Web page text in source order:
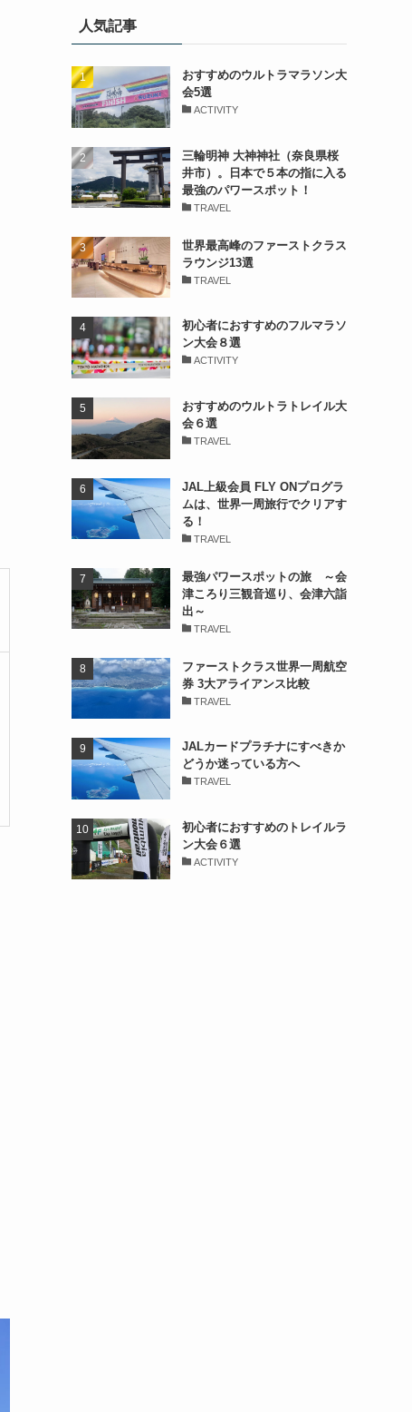
人気記事
おすすめのウルトラマラソン大
会5選
ACTIVITY
三輪明神 大神神社（奈良県桜
井市）。日本で５本の指に入る
最強のパワースポット！
TRAVEL
世界最高峰のファーストクラス
ラウンジ13選
TRAVEL
初心者におすすめのフルマラソ
ン大会８選
ACTIVITY
おすすめのウルトラトレイル大
会６選
TRAVEL
JAL上級会員 FLY ONプログラ
ムは、世界一周旅行でクリアす
る！
TRAVEL
最強パワースポットの旅 ～会
津ころり三観音巡り、会津六詣
出～
TRAVEL
ファーストクラス世界一周航空
券 3大アライアンス比較
TRAVEL
JALカードプラチナにすべきか
どうか迷っている方へ
TRAVEL
初心者におすすめのトレイルラ
ン大会６選
ACTIVITY